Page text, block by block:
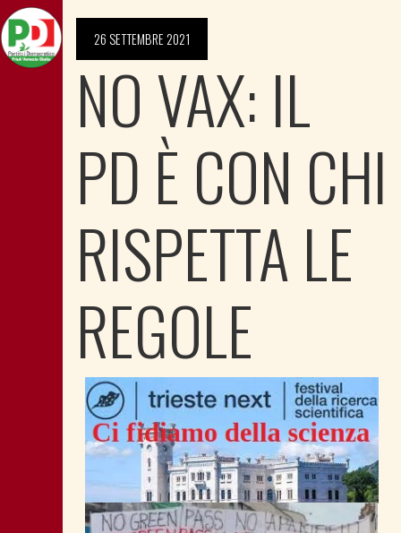
26 SETTEMBRE 2021
NO VAX: IL
PD È CON CHI
RISPETTA LE
REGOLE